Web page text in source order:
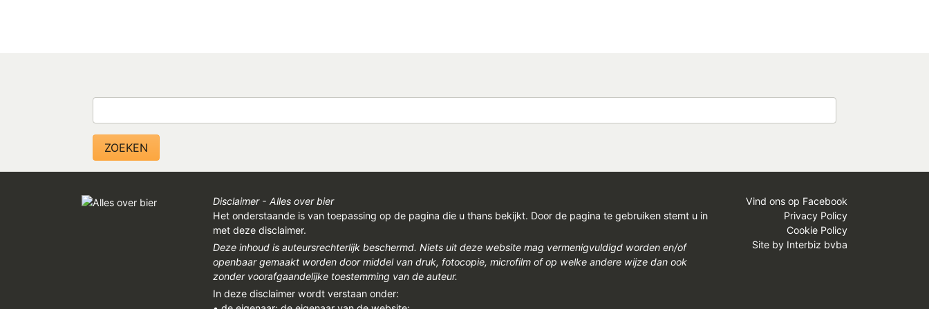
Disclaimer - Alles over bier
Het onderstaande is van toepassing op de pagina die u thans bekijkt. Door de pagina te gebruiken stemt u in
met deze disclaimer.
Deze inhoud is auteursrechterlijk beschermd. Niets uit deze website mag vermenigvuldigd worden en/of
openbaar gemaakt worden door middel van druk, fotocopie, microfilm of op welke andere wijze dan ook
zonder voorafgaandelijke toestemming van de auteur.
In deze disclaimer wordt verstaan onder:
Vind ons op Facebook
Privacy Policy
Cookie Policy
Site by Interbiz bvba